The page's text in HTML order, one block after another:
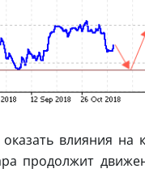
влияния на
продолжит